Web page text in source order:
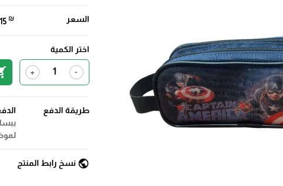
السعر 15 ₪
اختر الكمية
-
+
طريقة الدفع
public نسخ رابط المنتج